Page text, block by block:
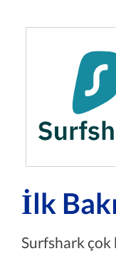
İlk
Surfshark çok